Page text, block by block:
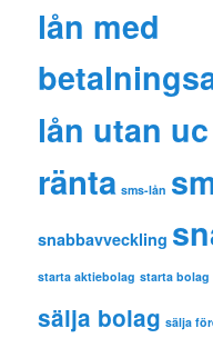
lån med
lån utan uc
ränta sms-lån
snabbavveckling
starta aktiebolag starta bolag
sälja bolag sälja